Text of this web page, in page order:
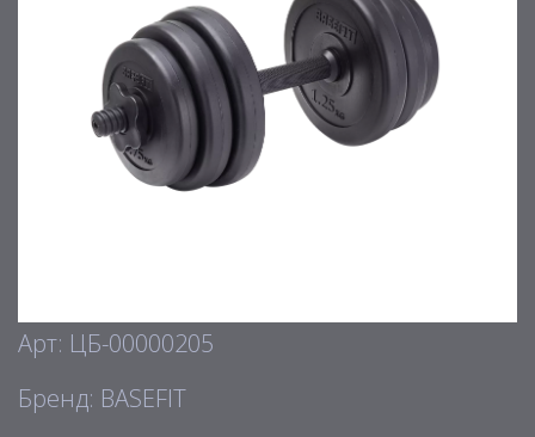
Арт: ЦБ-00000205
Бренд: BASEFIT